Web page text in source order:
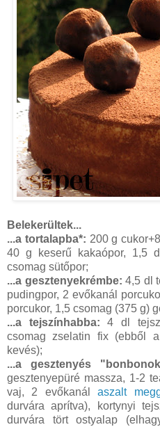
Belekerültek...
...a tortalapba*: 200 g
40 g keserű kakaópor, 1,5
csomag sütőpor;
...a gesztenyekrémbe: 4,5 dl
pudingpor, 2 evőkanál
porcukor, 1,5 csomag (375 g)
...a tejszínhabba: 4 dl
csomag zselatin fix (ebből
kevés);
...a gesztenyés
gesztenyepüré massza, 1-2
vaj, 2 evőkanálaszalt
durvára aprítva), kortynyi
durvára tört ostyalap